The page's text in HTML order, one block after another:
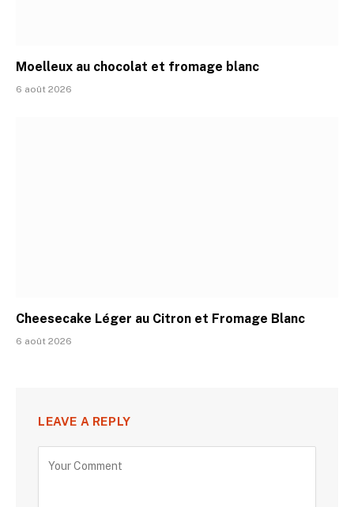
Moelleux au chocolat et fromage blanc
6 août 2026
Cheesecake Léger au Citron et Fromage Blanc
6 août 2026
LEAVE A REPLY